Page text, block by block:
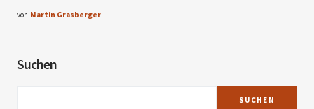
von Martin Grasberger
Suchen
SUCHEN